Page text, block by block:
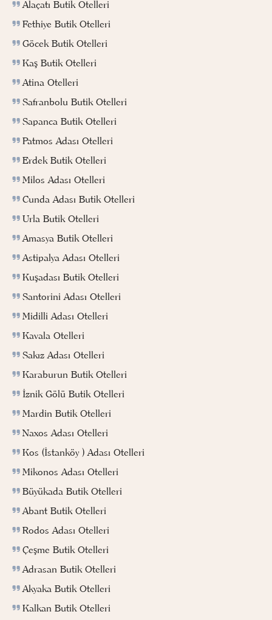
Alaçatı Butik Otelleri
Fethiye Butik Otelleri
Göcek Butik Otelleri
Kaş Butik Otelleri
Atina Otelleri
Safranbolu Butik Otelleri
Sapanca Butik Otelleri
Patmos Adası Otelleri
Erdek Butik Otelleri
Milos Adası Otelleri
Cunda Adası Butik Otelleri
Urla Butik Otelleri
Amasya Butik Otelleri
Astipalya Adası Otelleri
Kuşadası Butik Otelleri
Santorini Adası Otelleri
Midilli Adası Otelleri
Kavala Otelleri
Sakız Adası Otelleri
Karaburun Butik Otelleri
İznik Gölü Butik Otelleri
Mardin Butik Otelleri
Naxos Adası Otelleri
Kos (İstanköy ) Adası Otelleri
Mikonos Adası Otelleri
Büyükada Butik Otelleri
Abant Butik Otelleri
Rodos Adası Otelleri
Çeşme Butik Otelleri
Adrasan Butik Otelleri
Akyaka Butik Otelleri
Kalkan Butik Otelleri